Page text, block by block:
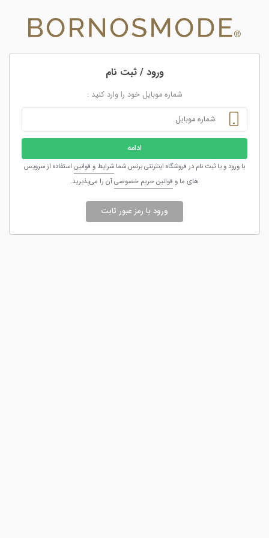
ورود / ثبت نام
شماره موبایل خود را وارد کنید :
ادامه
با ورود و یا ثبت نام در فروشگاه اینترنتی برنس شما شرایط و قوانین استفاده از سرویس
های ما و قوانین حریم خصوصیآن را می‌پذیرید.
ورود با رمز عبور ثابت